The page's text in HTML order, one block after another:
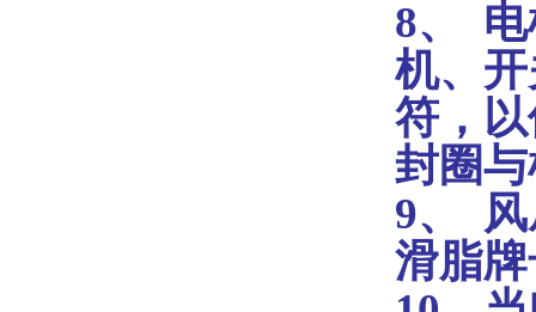
8、
机、
符，
封圈
9、
滑脂